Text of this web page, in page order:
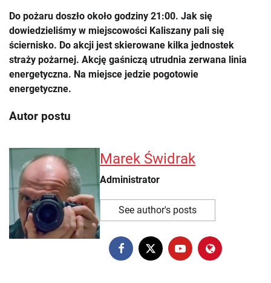
Do pożaru doszło około godziny 21:00. Jak się
dowiedzieliśmy w miejscowości Kaliszany pali się
ściernisko. Do akcji jest skierowane kilka jednostek
straży pożarnej. Akcję gaśniczą utrudnia zerwana linia
energetyczna. Na miejsce jedzie pogotowie
energetyczne.
Autor postu
Marek Świdrak
Administrator
See author's posts